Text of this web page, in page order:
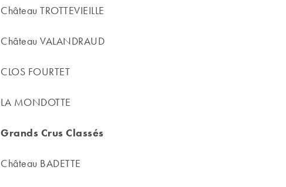
Château TROTTEVIEILLE
Château VALANDRAUD
CLOS FOURTET
LA MONDOTTE
Grands Crus Classés
Château BADETTE